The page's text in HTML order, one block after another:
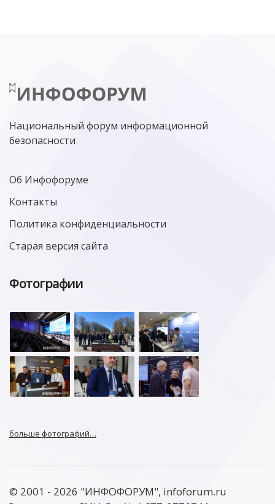
МИНЦИФРЫ РОССИИ NGFW
Национальный форум информационной
безопасности
Об Инфофоруме
Контакты
Политика конфиденциальности
Старая версия сайта
Фотографии
больше фотографий…
© 2001 - 2026 "ИНФОФОРУМ", infoforum.ru